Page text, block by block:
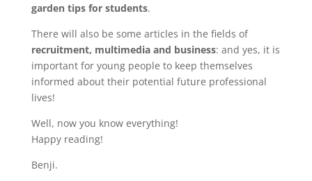
garden tips for students.
There will also be some articles in the fields of
recruitment, multimedia and business: and yes, it is
important for young people to keep themselves
informed about their potential future professional
lives!
Well, now you know everything!
Happy reading!
Benji.